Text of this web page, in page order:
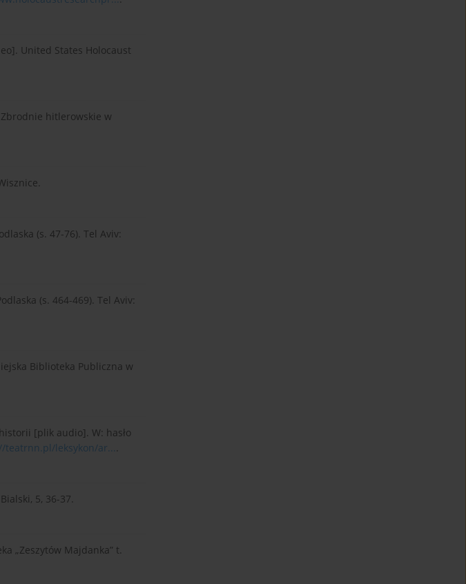
United States Holocaust
Zbrodnie hitlerowskie w
(s. 47-76). Tel Aviv:
(s. 464-469). Tel Aviv:
Biblioteka Publiczna w
[plik audio]. W: hasło
teatrnn.pl/leksykon/ar....
5, 36-37.
„Zeszytów Majdanka” t.